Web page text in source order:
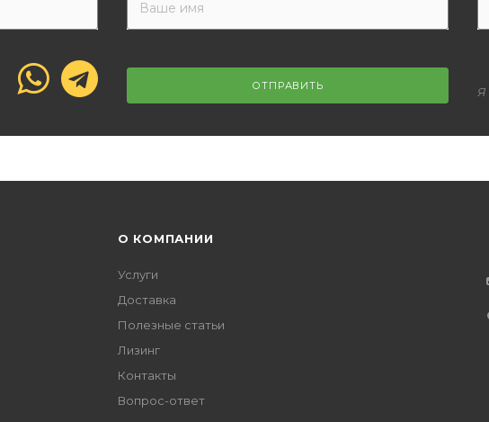
ОТПРАВИТЬ Я
О КОМПАНИИ
Услуги
Доставка
Полезные статьи
Лизинг
Контакты
Вопрос-ответ